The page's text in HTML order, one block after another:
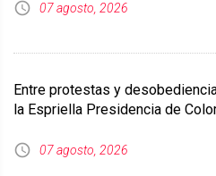
07 agosto, 2026
Entre protestas y
la Espriella Presidencia de
07 agosto, 2026